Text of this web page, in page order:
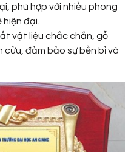
phù hợp với nhiều phong
đại.
vật liệu chắc chắn, gỗ
cửu, đảm bảo sự bền bỉ và